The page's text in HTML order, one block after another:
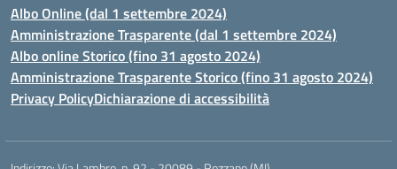
Albo Online (dal 1 settembre 2024)
Amministrazione Trasparente (dal 1 settembre 2024)
Albo online Storico (fino 31 agosto 2024)
Amministrazione Trasparente Storico (fino 31 agosto 2024)
Privacy PolicyDichiarazione di accessibilità